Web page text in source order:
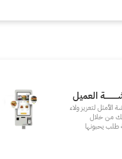
العميل
الأمثل لتعزيز ولاء
من خلال
طلب يحبونها